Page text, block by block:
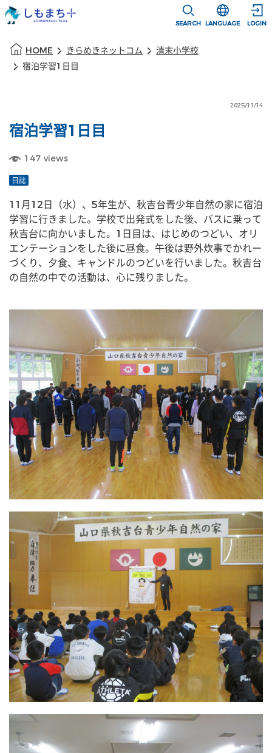
SEARCH
選択すると言
LANGUAGE LOGIN
HOME きらめきネットコム
清末小学校
宿泊学習1日目
2025/11/14
宿泊学習1日目
147 views
日誌
11月12日（水）、5年生が、秋吉台青少年自然の家に宿泊
学習に行きました。学校で出発式をした後、バスに乗って
秋吉台に向かいました。1日目は、はじめのつどい、オリ
エンテーションをした後に昼食。午後は野外炊事でかれー
づくり、夕食、キャンドルのつどいを行いました。秋吉台
の自然の中での活動は、心に残りました。